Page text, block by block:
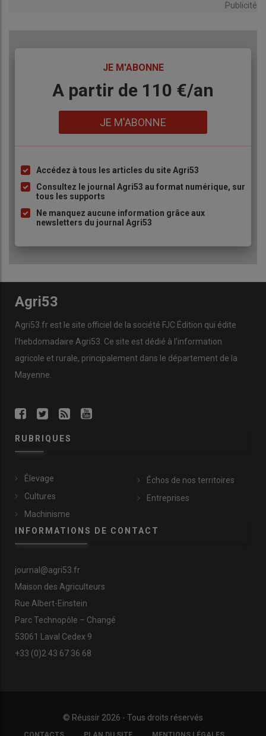
Publicité
JE M'ABONNE
BodyA partir de 110 €/an
JE M'ABONNE
Liste
à
puce
Accédez à tous les articles du site Agri53
Consultez le journal Agri53 au format numérique, sur
tous les supports
Ne manquez aucune information grâce aux
newsletters du journal Agri53
Agri53
Agri53.fr est le site officiel de la société FJC Édition qui édite
l’hebdomadaire Agri53. Ce site est dédié à l’information
agricole et rurale, principalement dans le département de la
Mayenne.
RUBRIQUES
Élevage
Cultures
Machinisme
Échos de nos territoires
Entreprises
INFORMATIONS DE CONTACT
journal@agri53.fr
Maison des Agriculteurs
Rue Albert-Einstein
Parc Technopôle – Changé
53061 Laval Cedex 9
+33 (0)2 43 67 36 68
© Réussir 2026 - Tous droits réservés
FOOTER